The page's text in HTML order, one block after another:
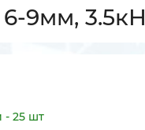
9мм, 3.5кН
- 25 шт